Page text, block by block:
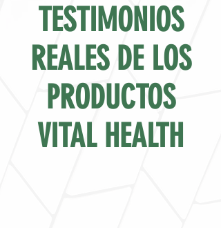
TESTIMONIOS
REALES DE LOS
PRODUCTOS
VITAL HEALTH